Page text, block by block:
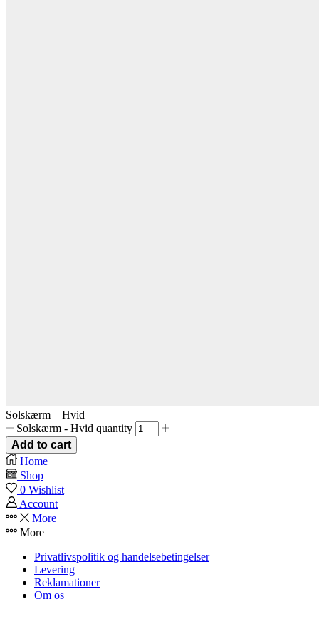
Solskærm – Hvid
Solskærm - Hvid quantity
Add to cart
Home
Shop
0 Wishlist
Account
More
More
Privatlivspolitik og handelsebetingelser
Levering
Reklamationer
Om os